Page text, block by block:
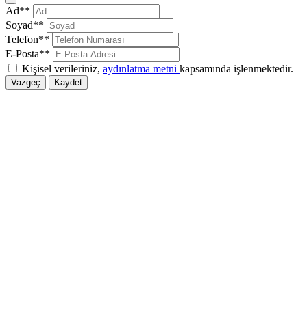
Kapat
Ad**
Soyad**
Telefon**
E-Posta**
Kişisel verileriniz, aydınlatma metni kapsamında işlenmektedir.
Vazgeç Kaydet